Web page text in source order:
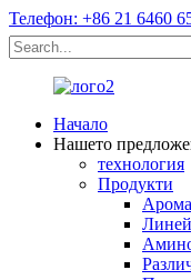
Телефон: +86 21 6460
Начало
Нашето
технология
Продукти